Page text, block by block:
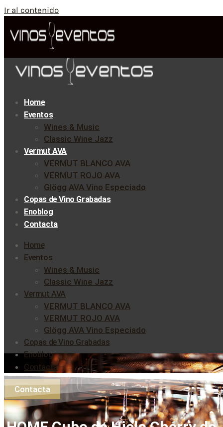
Ir al contenido
Home
Eventos
Wines & Music
Classic Wine Jazz
Vermut AVA
VERMUT BLANCO AVA
VERMUT ROJO AVA
Glögg AVA Vino Especiado
Copas de Vino Grabadas
Enoblog
Contacta
Home
Eventos
Wines & Music
Classic Wine Jazz
Vermut AVA
VERMUT BLANCO AVA
VERMUT ROJO AVA
Glögg AVA Vino Especiado
Copas de Vino Grabadas
Enoblog
Contacta
Contacta